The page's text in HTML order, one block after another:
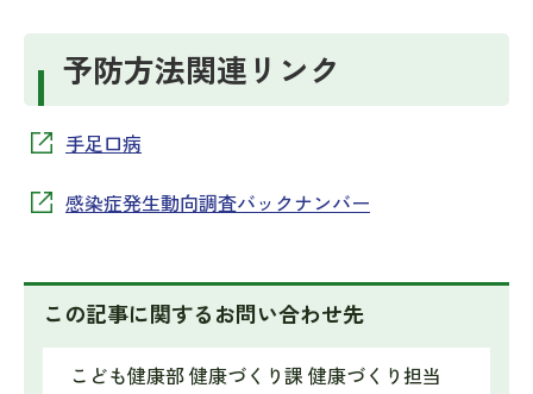
予防方法関連リンク
手足口病
感染症発生動向調査バックナンバー
この記事に関するお問い合わせ先
こども健康部 健康づくり課 健康づくり担当